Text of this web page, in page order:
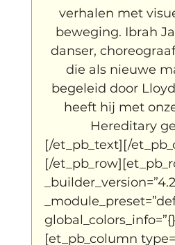
verhalen met
beweging. Ibrah
danser,
die als nieuwe
begeleid door
heeft hij met
Hereditary
[/et_pb_text][/
[/
[et_pb_column